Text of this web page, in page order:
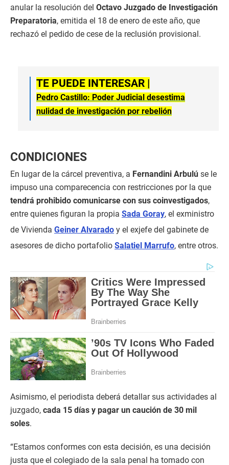
anular la resolución del Octavo Juzgado de Investigación
Preparatoria, emitida el 18 de enero de este año, que
rechazó el pedido de cese de la reclusión provisional.
TE PUEDE INTERESAR |
Pedro Castillo: Poder Judicial desestima
nulidad de investigación por rebelión
CONDICIONES
En lugar de la cárcel preventiva, a Fernandini Arbulú se le
impuso una comparecencia con restricciones por la que
tendrá prohibido comunicarse con sus coinvestigados,
entre quienes figuran la propia Sada Goray, el exministro
de Vivienda Geiner Alvarado y el exjefe del gabinete de
asesores de dicho portafolio Salatiel Marrufo, entre otros.
Asimismo, el periodista deberá detallar sus actividades al
juzgado, cada 15 días y pagar un caución de 30 mil
soles.
“Estamos conformes con esta decisión, es una decisión
justa que el colegiado de la sala penal ha tomado con